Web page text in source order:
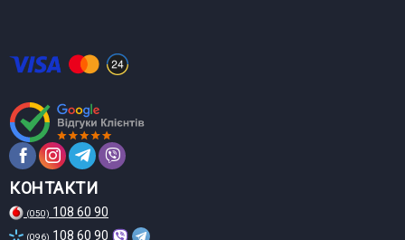
КОНТАКТИ
(050) 108 60 90
(096) 108 60 90